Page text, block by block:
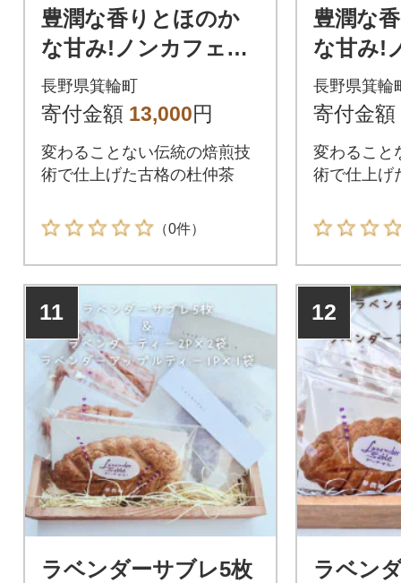
豊潤な香りとほのか
な甘み!ノンカフェイ
ン!杜仲茶『2g×60パ
ック入り』
長野県箕輪町
寄付金額 13,000円
変わることない伝統の焙煎技
術で仕上げた古格の杜仲茶
（0件）
豊潤な
な甘み!
ン!杜仲
ック入
長野県箕輪
寄付金額
変わること
術で仕上げ
11
ラベンダーサブレ5枚
12
ラベン